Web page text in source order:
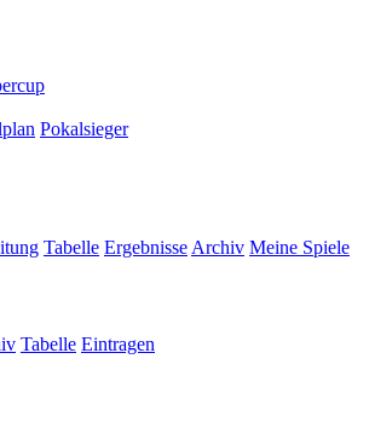
Pokalsieger
Tabelle Ergebnisse Archiv Meine Spiele
Tabelle Eintragen